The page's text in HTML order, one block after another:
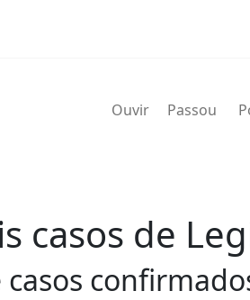
Ouvir Passou
casos de